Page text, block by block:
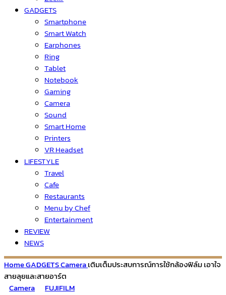
GADGETS
Smartphone
Smart Watch
Earphones
Ring
Tablet
Notebook
Gaming
Camera
Sound
Smart Home
Printers
VR Headset
LIFESTYLE
Travel
Cafe
Restaurants
Menu by Chef
Entertainment
REVIEW
NEWS
HomeGADGETSCameraเติมเต็มประสบการณ์การใช้กล้องฟิล์ม เอาใจ
สายลุยและสายอาร์ต
Camera
FUJIFILM